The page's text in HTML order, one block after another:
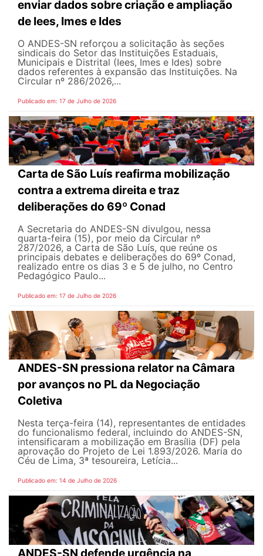
enviar dados sobre criação e ampliação
de Iees, Imes e Ides
O ANDES-SN reforçou a solicitação às seções
sindicais do Setor das Instituições Estaduais,
Municipais e Distrital (Iees, Imes e Ides) sobre
dados referentes à expansão das Instituições. Na
Circular nº 286/2026,...
Publicado em: 17 de Julho de 2026
Carta de São Luís reafirma mobilização
contra a extrema direita e traz
deliberações do 69º Conad
A Secretaria do ANDES-SN divulgou, nessa
quarta-feira (15), por meio da Circular nº
287/2026, a Carta de São Luís, que reúne os
principais debates e deliberações do 69º Conad,
realizado entre os dias 3 e 5 de julho, no Centro
Pedagógico Paulo...
Publicado em: 17 de Julho de 2026
ANDES-SN pressiona relator na Câmara
por avanços no PL da Negociação
Coletiva
Nesta terça-feira (14), representantes de entidades
do funcionalismo federal, incluindo do ANDES-SN,
intensificaram a mobilização em Brasília (DF) pela
aprovação do Projeto de Lei 1.893/2026. Maria do
Céu de Lima, 3ª tesoureira, Letícia...
Publicado em: 14 de Julho de 2026
ANDES-SN defende urgência na